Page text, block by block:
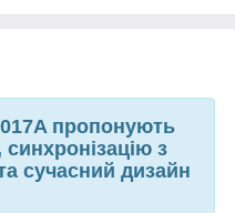
пропонують
з
сучасний дизайн